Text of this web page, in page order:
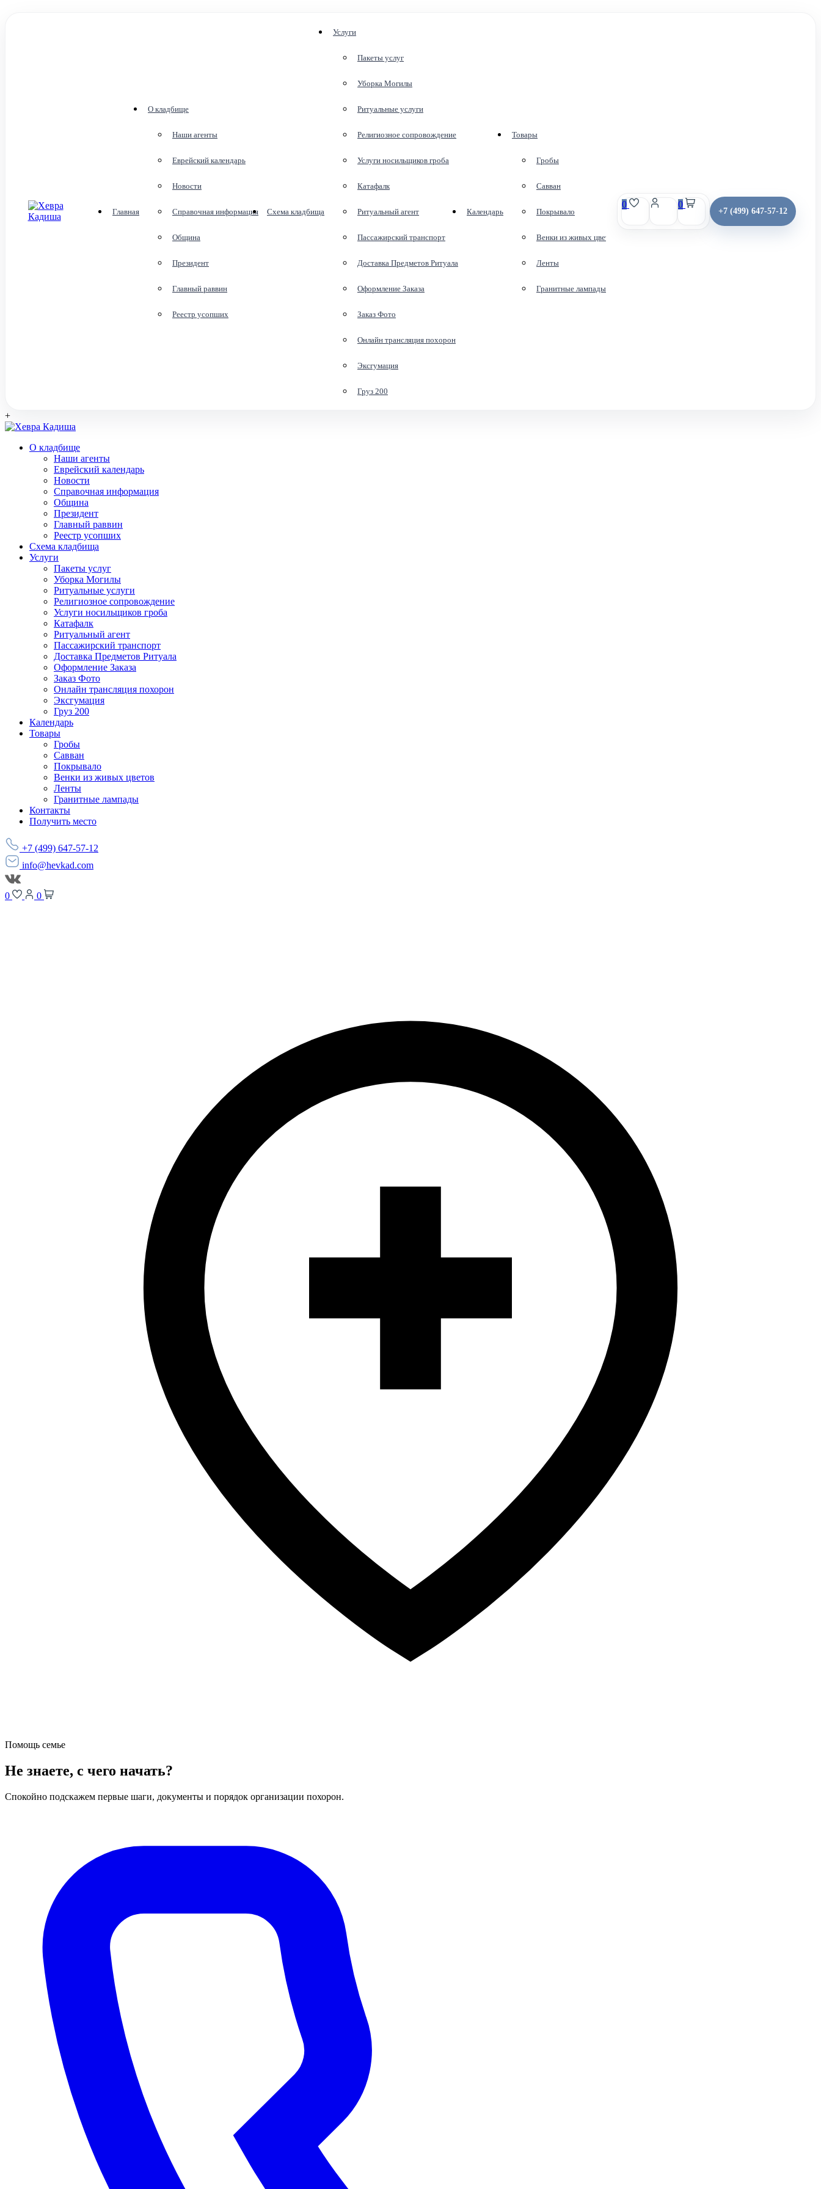
Главная
О кладбище
Наши агенты
Еврейский календарь
Новости
Справочная информация
Община
Президент
Главный раввин
Реестр усопших
Схема кладбища
Услуги
Пакеты услуг
Уборка Могилы
Ритуальные услуги
Религиозное сопровождение
Услуги носильщиков гроба
Катафалк
Ритуальный агент
Пассажирский транспорт
Доставка Предметов Ритуала
Оформление Заказа
Заказ Фото
Онлайн трансляция похорон
Эксгумация
Груз 200
Календарь
Товары
Гробы
Савван
Покрывало
Венки из живых цветов
Ленты
Гранитные лампады
Получить место Контакты
0 0
+7 (499) 647-57-12
+
О кладбище
Наши агенты
Еврейский календарь
Новости
Справочная информация
Община
Президент
Главный раввин
Реестр усопших
Схема кладбища
Услуги
Пакеты услуг
Уборка Могилы
Ритуальные услуги
Религиозное сопровождение
Услуги носильщиков гроба
Катафалк
Ритуальный агент
Пассажирский транспорт
Доставка Предметов Ритуала
Оформление Заказа
Заказ Фото
Онлайн трансляция похорон
Эксгумация
Груз 200
Календарь
Товары
Гробы
Савван
Покрывало
Венки из живых цветов
Ленты
Гранитные лампады
Контакты
Получить место
+7 (499) 647-57-12
info@hevkad.com
0 0
Помощь семье
Не знаете, с чего начать?
Спокойно подскажем первые шаги, документы и порядок организации похорон.